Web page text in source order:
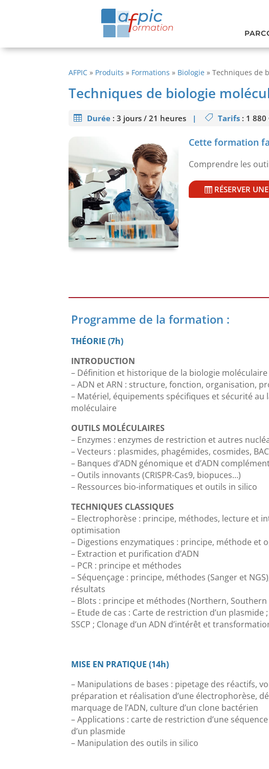
AFPIC » Produits » Formations » Biologie »Techniques de
Techniques de biologie
Durée :3 jours / 21 heures | Tarifs : 1
Cette formation
Comprendre les
RÉSERVER
Programme de la formation :
THÉORIE (7h)
INTRODUCTION
– Définition et historique de la biologie moléculaire
– ADN et ARN : structure, fonction, organisation,
– Matériel, équipements spécifiques et sécurité
moléculaire
OUTILS MOLÉCULAIRES
– Enzymes : enzymes de restriction et autres
– Vecteurs : plasmides, phagémides, cosmides,
– Banques d’ADN génomique et d’ADN
– Outils innovants (CRISPR-Cas9, biopuces…)
– Ressources bio-informatiques et outils in silico
TECHNIQUES CLASSIQUES
– Electrophorèse : principe, méthodes, lecture et
optimisation
– Digestions enzymatiques : principe, méthode et
– Extraction et purification d’ADN
– PCR : principe et méthodes
– Séquençage : principe, méthodes (Sanger et
résultats
– Blots : principe et méthodes (Northern,
– Etude de cas : Carte de restriction d’un plasmide
SSCP ; Clonage d’un ADN d’intérêt et
MISE EN PRATIQUE (14h)
– Manipulations de bases : pipetage des réactifs,
préparation et réalisation d’une électrophorèse,
marquage de l’ADN, culture d’un clone bactérien
– Applications : carte de restriction d’une
d’un plasmide
– Manipulation des outils in silico